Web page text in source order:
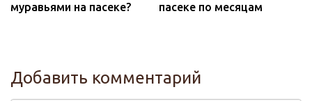
муравьями на пасеке?
пасеке по месяцам
Добавить комментарий